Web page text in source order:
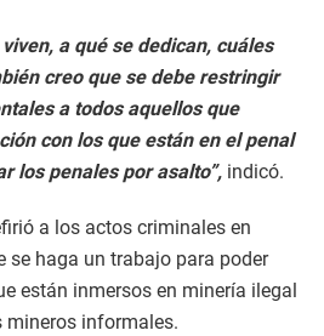
a qué se dedican, cuáles
creo que se debe restringir
a todos aquellos que
con los que están en el penal
los penales por asalto”, indicó.
a los actos criminales en
se haga un trabajo para poder
están inmersos en minería ilegal
mineros informales.